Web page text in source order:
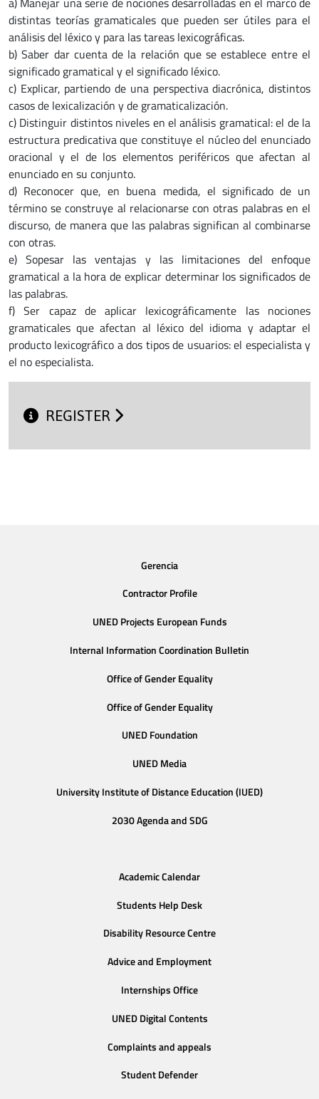
distintas teorías gramaticales que pueden ser útiles para el
análisis del léxico y para las tareas lexicográficas.
b) Saber dar cuenta de la relación que se establece entre el
significado gramatical y el significado léxico.
c) Explicar, partiendo de una perspectiva diacrónica, distintos
casos de lexicalización y de gramaticalización.
c) Distinguir distintos niveles en el análisis gramatical: el de la
estructura predicativa que constituye el núcleo del enunciado
oracional y el de los elementos periféricos que afectan al
enunciado en su conjunto.
d) Reconocer que, en buena medida, el significado de un
término se construye al relacionarse con otras palabras en el
discurso, de manera que las palabras significan al combinarse
con otras.
e) Sopesar las ventajas y las limitaciones del enfoque
gramatical a la hora de explicar determinar los significados de
las palabras.
f) Ser capaz de aplicar lexicográficamente las nociones
gramaticales que afectan al léxico del idioma y adaptar el
producto lexicográfico a dos tipos de usuarios: el especialista y
el no especialista.
REGISTER
Gerencia
Contractor Profile
UNED Projects European Funds
Internal Information Coordination Bulletin
Office of Gender Equality
Office of Gender Equality
UNED Foundation
UNED Media
University Institute of Distance Education (IUED)
2030 Agenda and SDG
Academic Calendar
Students Help Desk
Disability Resource Centre
Advice and Employment
Internships Office
UNED Digital Contents
Complaints and appeals
Student Defender